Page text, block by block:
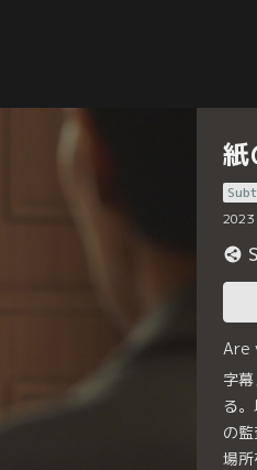
2023
Are
字
る
の
場